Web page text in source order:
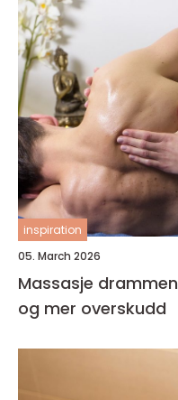
inspiration
05. March 2026
Massasje drammen veien til mindre stress
og mer overskudd